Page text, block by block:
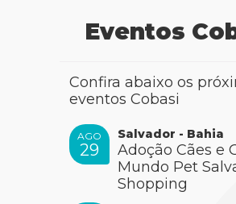
Eventos
Confira abaixo os
eventos Cobasi
AGO
29
Salvador - Bahia
Adoção Cães e
Mundo Pet
Shopping